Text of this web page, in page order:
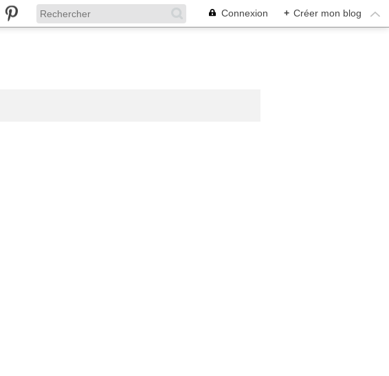
Connexion + Créer mon blog